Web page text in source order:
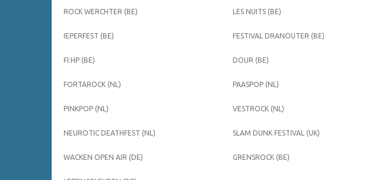
ROCK WERCHTER (BE)
IEPERFEST (BE)
FI:HP (BE)
FORTAROCK (NL)
PINKPOP (NL)
NEUROTIC DEATHFEST (NL)
WACKEN OPEN AIR (DE)
LES NUITS (BE)
FESTIVAL DRANOUTER (BE)
DOUR (BE)
PAASPOP (NL)
VESTROCK (NL)
SLAM DUNK FESTIVAL (UK)
GRENSROCK (BE)